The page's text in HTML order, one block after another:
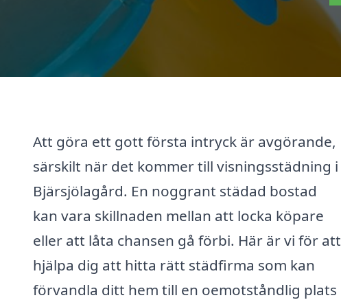
Att göra ett gott första intryck är avgörande,
särskilt när det kommer till visningsstädning i
Bjärsjölagård. En noggrant städad bostad
kan vara skillnaden mellan att locka köpare
eller att låta chansen gå förbi. Här är vi för att
hjälpa dig att hitta rätt städfirma som kan
förvandla ditt hem till en oemotståndlig plats